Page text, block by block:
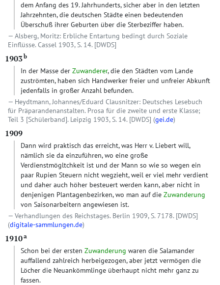
dem Anfang des 19. Jahrhunderts, sicher aber in den letzten
Jahrzehnten, die deutschen Städte einen bedeutenden
Überschuß ihrer Geburten über die Sterbeziffer haben.
Alsberg, Moritz: Erbliche Entartung bedingt durch Soziale
Einflüsse. Cassel 1903, S. 14. [DWDS]
1903b
In der Masse der Zuwanderer, die den Städten vom Lande
zuströmten, haben sich Handwerker freier und unfreier Abkunft
jedenfalls in großer Anzahl befunden.
Heydtmann, Johannes/Eduard Clausnitzer: Deutsches Lesebuch
für Präparandenanstalten. Prosa für die zweite und erste Klasse;
Teil 3 [Schülerband]. Leipzig 1903, S. 14. [DWDS] (gei.de)
1909
Dann wird praktisch das erreicht, was Herr v. Liebert will,
nämlich sie da einzuführen, wo eine große
Verdienstmögltchkeit ist und der Mann so wie so wegen ein
paar Rupien Steuern nicht wegzieht, weil er viel mehr verdient
und daher auch höher besteuert werden kann, aber nicht in
denjenigen Plantagenbezirken, wo man auf die Zuwanderung
von Saisonarbeitern angewiesen ist.
Verhandlungen des Reichstages. Berlin 1909, S. 7178. [DWDS]
(digitale-sammlungen.de)
1910a
Schon bei der ersten Zuwanderung waren die Salamander
auffallend zahlreich herbeigezogen, aber jetzt vermögen die
Löcher die Neuankömmlinge überhaupt nicht mehr ganz zu
fassen.